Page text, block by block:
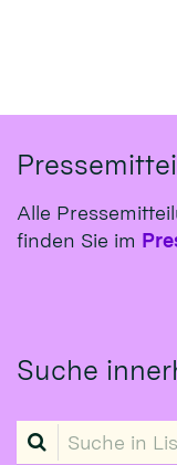
Alle
finden Sie im
Suche
Suche in Liste